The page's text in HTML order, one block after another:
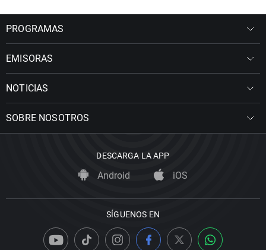
PROGRAMAS
EMISORAS
NOTICIAS
SOBRE NOSOTROS
DESCARGA LA APP
Android iOS
SÍGUENOS EN